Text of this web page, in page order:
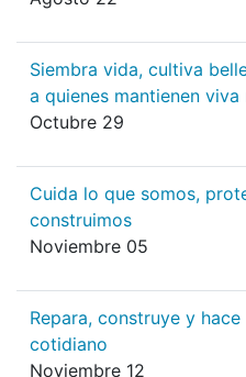
Siembra vida, cultiva
a quienes mantienen viva
Octubre 29
Cuida lo que somos,
construimos
Noviembre 05
Repara, construye y
cotidiano
Noviembre 12